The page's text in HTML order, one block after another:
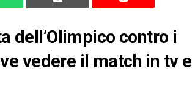
dell’Olimpico contro i
vedere il match in tv e